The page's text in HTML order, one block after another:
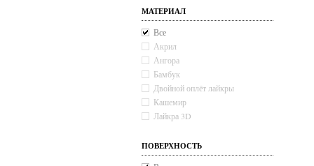
МАТЕРИАЛ
Все
Акрил
Ангора
Бамбук
Двойной оплёт лайкры
Кашемир
Лайкра 3D
Микрофибра
Тактель
ПОВЕРХНОСТЬ